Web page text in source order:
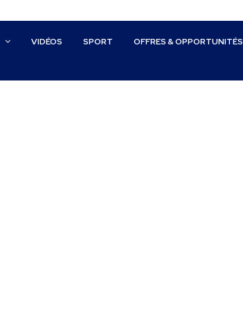
VIDÉOS SPORT OFFRES & OPPORTUNITÉS